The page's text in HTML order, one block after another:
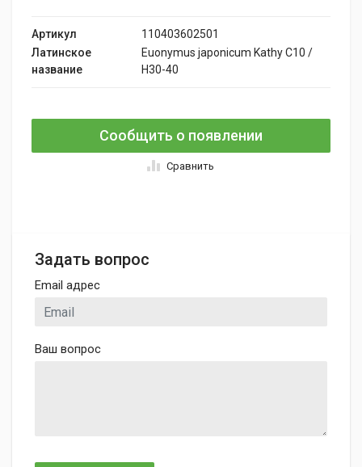
Артикул
110403602501
Латинское
название
Euonymus japonicum Kathy C10 /
H30-40
Сообщить о появлении
Сравнить
Задать вопрос
Email адрес
Ваш вопрос